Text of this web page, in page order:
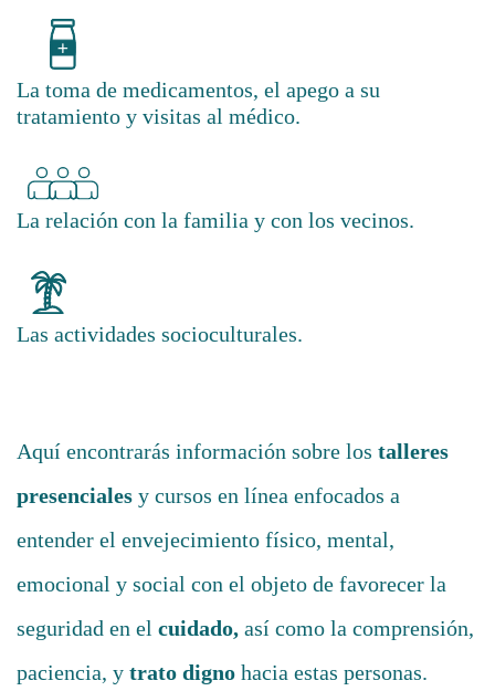
La toma de medicamentos, el apego a su
tratamiento y visitas al médico.
La relación con la familia y con los vecinos.
Las actividades socioculturales.
Aquí encontrarás información sobre los talleres
presenciales y cursos en línea enfocados a
entender el envejecimiento físico, mental,
emocional y social con el objeto de favorecer la
seguridad en el cuidado, así como la comprensión,
paciencia, y trato digno hacia estas personas.